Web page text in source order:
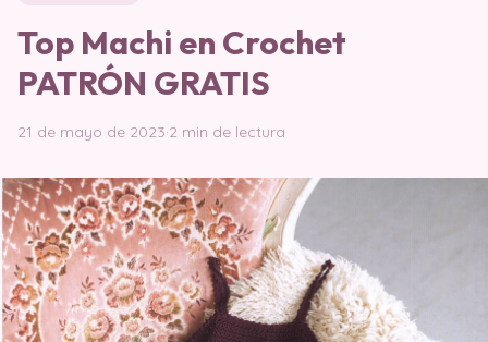
Top Machi en Crochet
PATRÓN GRATIS
21 de mayo de 2023·2 min de lectura